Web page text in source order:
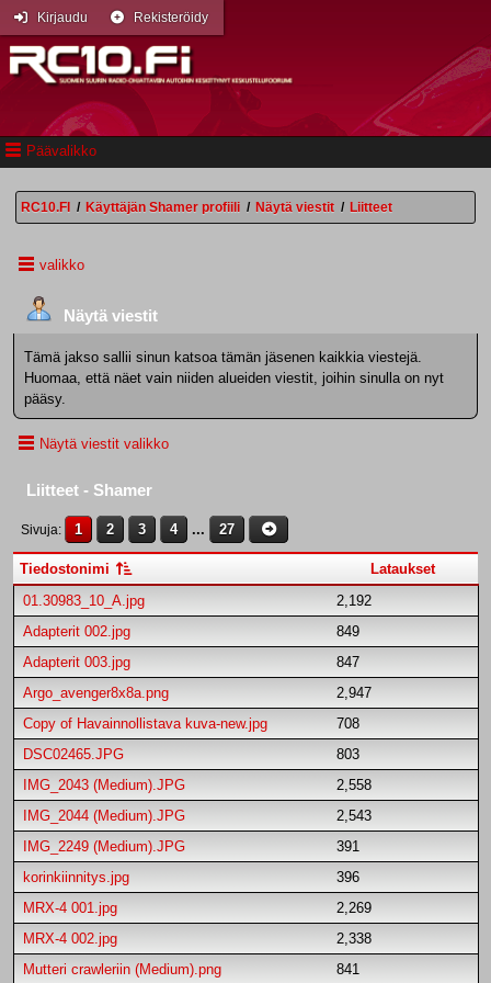
Päävalikko
Kirjaudu Rekisteröidy
RC10.FI / Käyttäjän Shamer profiili / Näytä viestit / Liitteet
valikko
Näytä viestit
Tämä jakso sallii sinun katsoa tämän jäsenen kaikkia viestejä.
Huomaa, että näet vain niiden alueiden viestit, joihin sinulla on nyt
pääsy.
Näytä viestit valikko
Liitteet - Shamer
Sivuja 1 2 3 4 ... 27
Tiedostonimi
Lataukset
01.30983_10_A.jpg
2,192
Adapterit 002.jpg
849
Adapterit 003.jpg
847
Argo_avenger8x8a.png
2,947
Copy of Havainnollistava kuva-new.jpg
708
DSC02465.JPG
803
IMG_2043 (Medium).JPG
2,558
IMG_2044 (Medium).JPG
2,543
IMG_2249 (Medium).JPG
391
korinkiinnitys.jpg
396
MRX-4 001.jpg
2,269
MRX-4 002.jpg
2,338
Mutteri crawleriin (Medium).png
841